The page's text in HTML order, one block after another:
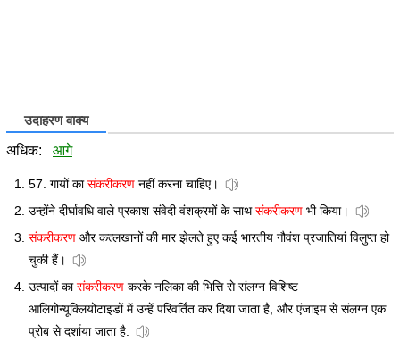
उदाहरण वाक्य
अधिक: आगे
57. गायों कासंकरीकरण नहीं करना चाहिए।
उन्होंने दीर्घावधि वाले प्रकाश संवेदी वंशक्रमों के साथसंकरीकरण भी किया।
संकरीकरण और कत्लखानों की मार झेलते हुए कई भारतीय गौवंश प्रजातियां विलुप्त हो
चुकी हैं।
उत्पादों कासंकरीकरण करके नलिका की भित्ति से संलग्न विशिष्ट
आलिगोन्यूक्लियोटाइडों में उन्हें परिवर्तित कर दिया जाता है, और एंजाइम से संलग्न एक
प्रोब से दर्शाया जाता है.